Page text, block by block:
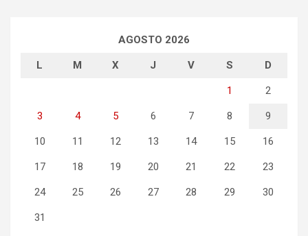
AGOSTO 2026
L M X J V S D
1 2
3 4 5 6 7 8 9
10 11 12 13 14 15 16
17 18 19 20 21 22 23
24 25 26 27 28 29 30
31